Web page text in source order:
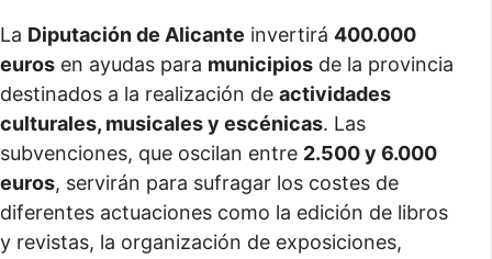
La Diputación de Alicante invertirá 400.000
euros en ayudas para municipios de la provincia
destinados a la realización de actividades
culturales, musicales y escénicas. Las
subvenciones, que oscilan entre 2.500 y 6.000
euros, servirán para sufragar los costes de
diferentes actuaciones como la edición de libros
y revistas, la organización de exposiciones,